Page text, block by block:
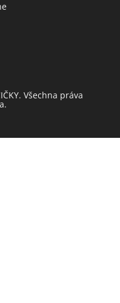
Všechna práva